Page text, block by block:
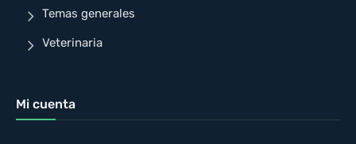
Temas generales
Veterinaria
Mi cuenta